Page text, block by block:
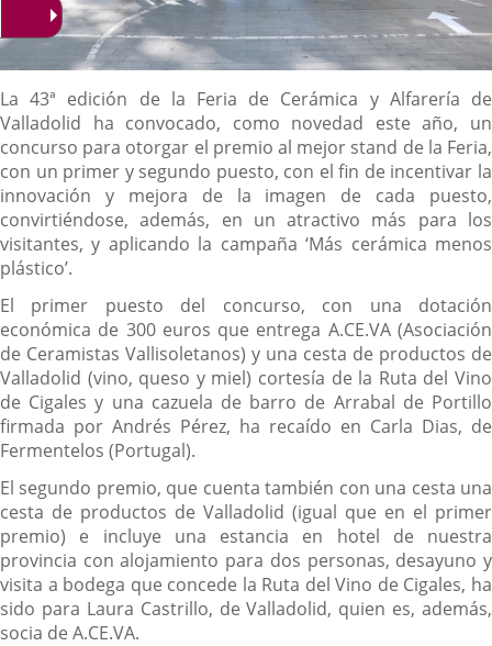
Descripción
La 43ª edición de la Feria de Cerámica y Alfarería de
Valladolid ha convocado, como novedad este año, un
concurso para otorgar el premio al mejor stand de la Feria,
con un primer y segundo puesto, con el fin de incentivar la
innovación y mejora de la imagen de cada puesto,
convirtiéndose, además, en un atractivo más para los
visitantes, y aplicando la campaña ‘Más cerámica menos
plástico’.
El primer puesto del concurso, con una dotación
económica de 300 euros que entrega A.CE.VA (Asociación
de Ceramistas Vallisoletanos) y una cesta de productos de
Valladolid (vino, queso y miel) cortesía de la Ruta del Vino
de Cigales y una cazuela de barro de Arrabal de Portillo
firmada por Andrés Pérez, ha recaído en Carla Dias, de
Fermentelos (Portugal).
El segundo premio, que cuenta también con una cesta una
cesta de productos de Valladolid (igual que en el primer
premio) e incluye una estancia en hotel de nuestra
provincia con alojamiento para dos personas, desayuno y
visita a bodega que concede la Ruta del Vino de Cigales, ha
sido para Laura Castrillo, de Valladolid, quien es, además,
socia de A.CE.VA.